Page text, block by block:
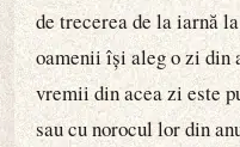
de trecerea de la iarnă
oamenii își aleg o zi din
vremii din acea zi este
sau cu norocul lor din